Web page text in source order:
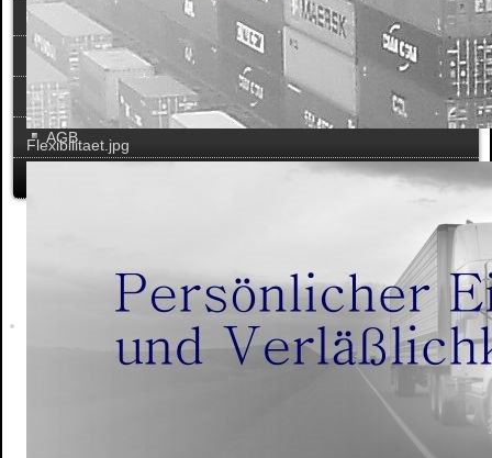
Flexibilitaet.jpg
Mandanten
Kontakt
Impressum
AGB
Kontakt
Bad Homburg